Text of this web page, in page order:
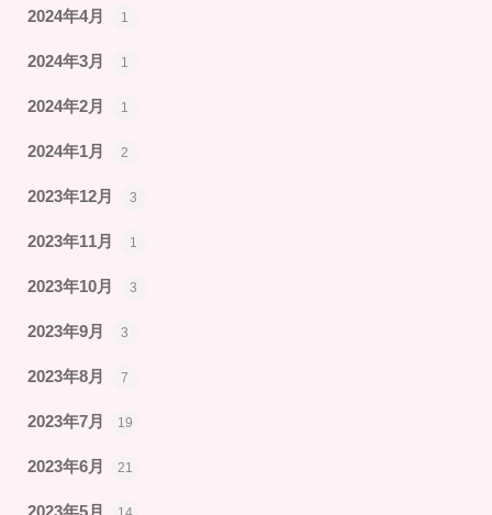
2024年4月 1
2024年3月 1
2024年2月 1
2024年1月 2
2023年12月 3
2023年11月 1
2023年10月 3
2023年9月 3
2023年8月 7
2023年7月 19
2023年6月 21